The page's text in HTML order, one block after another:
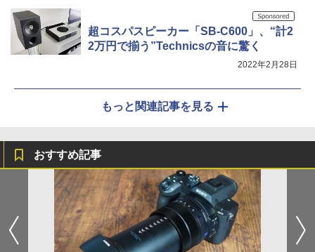
超コスパスピーカー「SB-C600」、“計2
2万円で揃う”Technicsの音に驚く
2022年2月28日
もっと関連記事を見る
おすすめ記事